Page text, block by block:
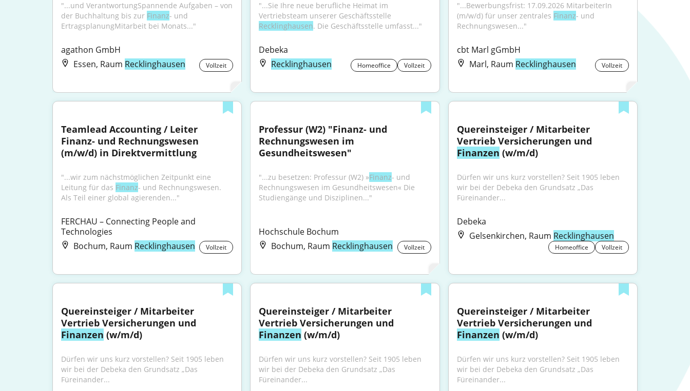
"...und VerantwortungSpannende Aufgaben – von
der Buchhaltung bis zur Finanz- und
ErtragsplanungMitarbeit bei Monats..."
agathon GmbH
Essen, Raum Recklinghausen Vollzeit
"...Sie Ihre neue berufliche Heimat im
Recklinghausen. Die Geschäftsstelle umfasst..."
Debeka
Recklinghausen
Homeoffice Vollzeit
"...Bewerbungsfrist: 17.09.2026 MitarbeiterIn
(m/w/d) für unser zentrales Finanz- und
Rechnungswesen..."
cbt Marl gGmbH
Marl, Raum Recklinghausen Vollzeit
Teamlead Accounting / Leiter
Finanz- und Rechnungswesen
(m/w/d) in Direktvermittlung
"...wir zum nächstmöglichen Zeitpunkt eine
Leitung für das Finanz- und Rechnungswesen.
Als Teil einer global agierenden..."
FERCHAU – Connecting People and
Technologies
Bochum, Raum Recklinghausen Vollzeit
Professur (W2) "Finanz- und
Rechnungswesen im
Gesundheitswesen"
"...zu besetzen: Professur (W2) »Finanz- und
Rechnungswesen im Gesundheitswesen« Die
Studiengänge und Disziplinen..."
Hochschule Bochum
Bochum, Raum Recklinghausen Vollzeit
Quereinsteiger / Mitarbeiter
Finanzen (w/m/d)
Dürfen wir uns kurz vorstellen? Seit 1905 leben
wir bei der Debeka den Grundsatz „Das
Füreinander...
Debeka
Gelsenkirchen, Raum Recklinghausen
Homeoffice Vollzeit
Quereinsteiger / Mitarbeiter
Finanzen (w/m/d)
Dürfen wir uns kurz vorstellen? Seit 1905 leben
wir bei der Debeka den Grundsatz „Das
Füreinander...
Quereinsteiger / Mitarbeiter
Finanzen (w/m/d)
Dürfen wir uns kurz vorstellen? Seit 1905 leben
wir bei der Debeka den Grundsatz „Das
Füreinander...
Quereinsteiger / Mitarbeiter
Finanzen (w/m/d)
Dürfen wir uns kurz vorstellen? Seit 1905 leben
wir bei der Debeka den Grundsatz „Das
Füreinander...